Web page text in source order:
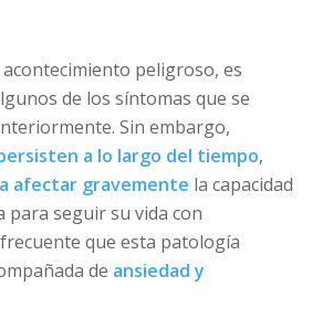
peligroso, es
de los síntomas que se
Sin embargo,
a lo largo del tiempo,
afectar gravemente la capacidad
para seguir su vida con
que esta patología
de ansiedad y